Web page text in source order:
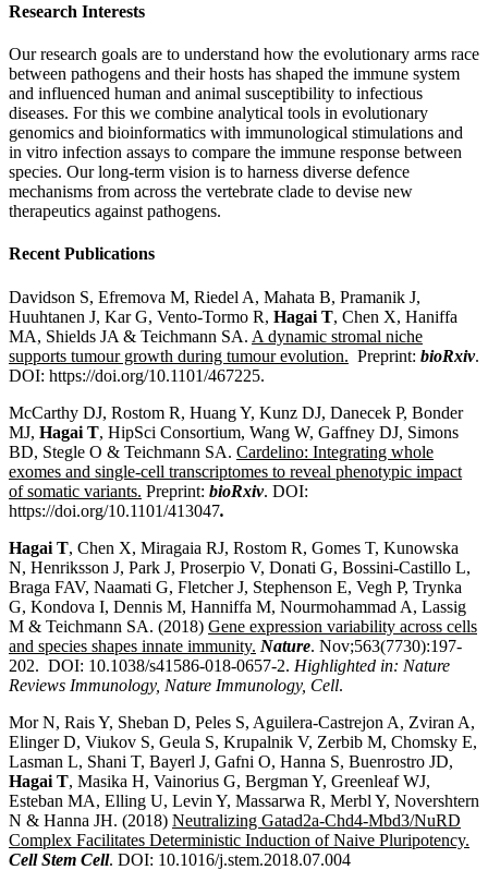
Research Interests
Our research goals are to understand how the evolutionary arms race
between pathogens and their hosts has shaped the immune system
and influenced human and animal susceptibility to infectious
diseases. For this we combine analytical tools in evolutionary
genomics and bioinformatics with immunological stimulations and
in vitro infection assays to compare the immune response between
species. Our long-term vision is to harness diverse defence
mechanisms from across the vertebrate clade to devise new
therapeutics against pathogens.
Recent Publications
Davidson S, Efremova M, Riedel A, Mahata B, Pramanik J,
Huuhtanen J, Kar G, Vento-Tormo R, Hagai T, Chen X, Haniffa
MA, Shields JA & Teichmann SA. A dynamic stromal niche
supports tumour growth during tumour evolution. Preprint: bioRxiv.
DOI: https://doi.org/10.1101/467225.
McCarthy DJ, Rostom R, Huang Y, Kunz DJ, Danecek P, Bonder
MJ, Hagai T, HipSci Consortium, Wang W, Gaffney DJ, Simons
BD, Stegle O & Teichmann SA. Cardelino: Integrating whole
exomes and single-cell transcriptomes to reveal phenotypic impact
of somatic variants. Preprint: bioRxiv. DOI:
https://doi.org/10.1101/413047.
Hagai T, Chen X, Miragaia RJ, Rostom R, Gomes T, Kunowska
N, Henriksson J, Park J, Proserpio V, Donati G, Bossini-Castillo L,
Braga FAV, Naamati G, Fletcher J, Stephenson E, Vegh P, Trynka
G, Kondova I, Dennis M, Hanniffa M, Nourmohammad A, Lassig
M & Teichmann SA. (2018) Gene expression variability across cells
and species shapes innate immunity. Nature. Nov;563(7730):197-
202. DOI: 10.1038/s41586-018-0657-2. Highlighted in: Nature
Reviews Immunology, Nature Immunology, Cell.
Mor N, Rais Y, Sheban D, Peles S, Aguilera-Castrejon A, Zviran A,
Elinger D, Viukov S, Geula S, Krupalnik V, Zerbib M, Chomsky E,
Lasman L, Shani T, Bayerl J, Gafni O, Hanna S, Buenrostro JD,
Hagai T, Masika H, Vainorius G, Bergman Y, Greenleaf WJ,
Esteban MA, Elling U, Levin Y, Massarwa R, Merbl Y, Novershtern
N & Hanna JH. (2018) Neutralizing Gatad2a-Chd4-Mbd3/NuRD
Complex Facilitates Deterministic Induction of Naive Pluripotency.
Cell Stem Cell. DOI: 10.1016/j.stem.2018.07.004